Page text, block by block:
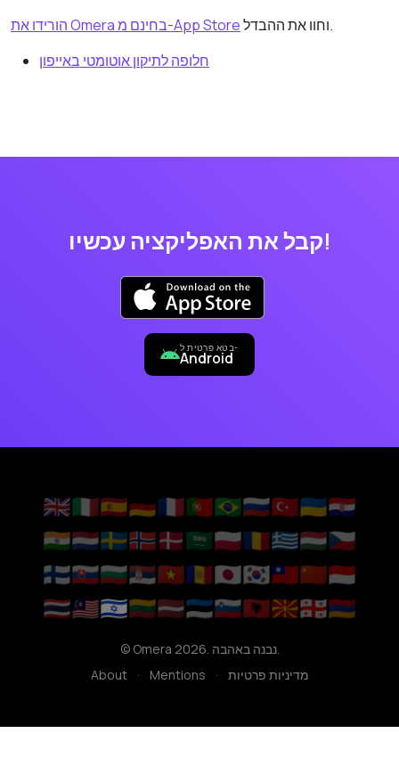
הורידו את Omera בחינם מ-App Store
וחוו את ההבדל.
חלופה לתיקון אוטומטי באייפון
קבל את האפליקציה עכשיו!
בטא פרטית ל-
Android
🇬🇧🇮🇹🇪🇸🇩🇪🇫🇷🇵🇹🇧🇷🇷🇺🇹🇷🇺🇦🇭🇷
🇮🇳🇳🇱🇸🇪🇳🇴🇩🇰🇸🇦🇵🇱🇷🇴🇬🇷🇭🇺🇨🇿
🇫🇮🇸🇰🇧🇬🇷🇸🇻🇳🇦🇩🇯🇵🇰🇷🇹🇼🇨🇳🇮🇩
🇹🇭🇲🇾🇮🇱🇱🇹🇱🇻🇪🇪🇸🇮🇦🇱🇲🇰🇬🇪🇦🇲
© Omera 2026. נבנה באהבה.
About
· Mentions · מדיניות פרטיות